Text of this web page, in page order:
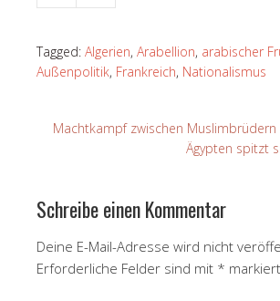
Tagged: Algerien, Arabellion, arabischer
Außenpolitik, Frankreich, Nationalismus
Machtkampf zwischen
Ägypten spitzt
Schreibe einen Kommentar
Deine E-Mail-Adresse wird nicht
Erforderliche Felder sind mit * markiert